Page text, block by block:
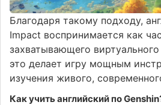
Благодаря такому подходу,
Impact воспринимается как
захватывающего
это делает игру мощным
изучения живого,
Как учить английский по